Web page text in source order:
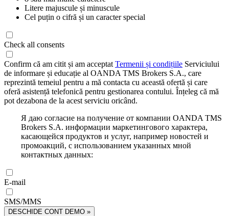
Litere majuscule și minuscule
Cel puțin o cifră și un caracter special
Check all consents
Confirm că am citit și am acceptat Termenii și condițiile Serviciului
de informare și educație al OANDA TMS Brokers S.A., care
reprezintă temeiul pentru a mă contacta cu această ofertă și care
oferă asistență telefonică pentru gestionarea contului. Înțeleg că mă
pot dezabona de la acest serviciu oricând.
Я даю согласие на получение от компании OANDA TMS
Brokers S.A. информации маркетингового характера,
касающейся продуктов и услуг, например новостей и
промоакций, с использованием указанных мной
контактных данных:
E-mail
SMS/MMS
DESCHIDE CONT DEMO »